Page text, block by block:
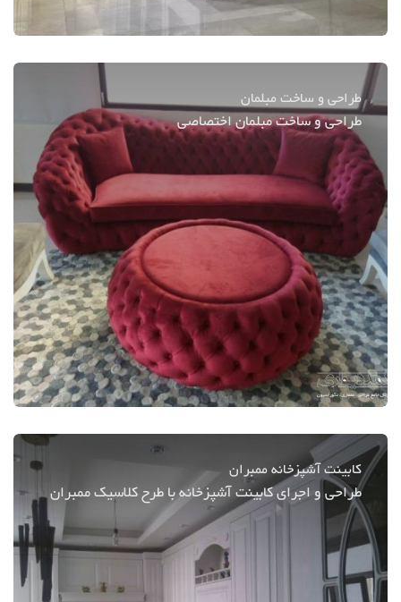
طراحی و ساخت مبلمان
طراحی و ساخت مبلمان اختصاصی
کابینت آشپزخانه ممبران
طراحی و اجرای کابینت آشپزخانه با طرح کلاسیک ممبران